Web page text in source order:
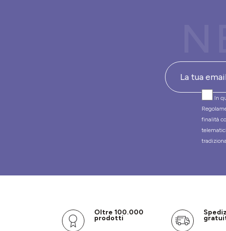
In
finalità
Oltre 100.000
prodotti